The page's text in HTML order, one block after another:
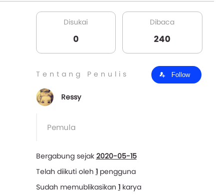
Disukai
0
Dibaca
240
Tentang Penulis Follow
Ressy
Pemula
Bergabung sejak 2020-05-15
Telah diikuti oleh 1pengguna
Sudah memublikasikan 1karya